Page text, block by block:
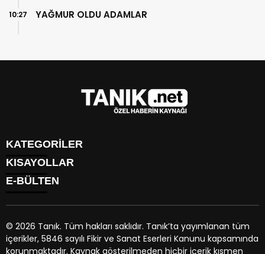
YAĞMUR OLDU ADAMLAR
10:27
KATEGORİLER
GÜNDEM
EKONOMİ
SİYASET
YAŞAM
BİYOGRAFİLER
KISAYOLLAR
HAVA DURUMU
TRAFİK DURUMU
PUAN DURUMU
E-BÜLTEN
tanik.nete-bültenine abone olarak, tarafınıza haber, duyuru
© 2026 Tanık. Tüm hakları saklıdır. Tanık’ta yayımlanan tüm
içerikler, 5846 sayılı Fikir ve Sanat Eserleri Kanunu kapsamında
korunmaktadır. Kaynak gösterilmeden hiçbir içerik kısmen